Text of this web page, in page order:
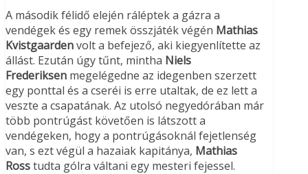
A második félidő elején ráléptek a gázra a
vendégek és egy remek összjáték végén Mathias
Kvistgaardenvolt a befejező, aki kiegyenlítette az
állást. Ezután úgy tűnt, mintha Niels
Frederiksen megelégedne az idegenben szerzett
egy ponttal és a cseréi is erre utaltak, de ez lett a
veszte a csapatának. Az utolsó negyedórában már
több pontrúgást követően is látszott a
vendégeken, hogy a pontrúgásoknál fejetlenség
van, s ezt végül a hazaiak kapitánya, Mathias
Rosstudta gólra váltani egy mesteri fejessel.